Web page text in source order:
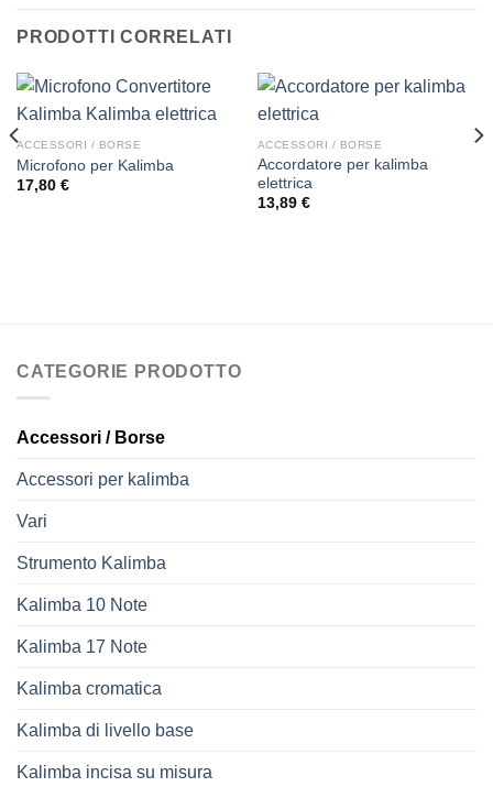
PRODOTTI CORRELATI
ACCESSORI / BORSE
Microfono per Kalimba
17,80 €
ACCESSORI / BORSE
Accordatore per kalimba
elettrica
13,89 €
CATEGORIE PRODOTTO
Accessori / Borse
Accessori per kalimba
Vari
Strumento Kalimba
Kalimba 10 Note
Kalimba 17 Note
Kalimba cromatica
Kalimba di livello base
Kalimba incisa su misura